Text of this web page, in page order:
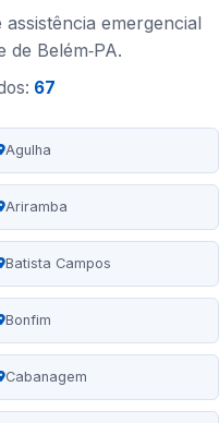
emergencial
de Belém‑PA.
67
Agulha
Ariramba
Batista Campos
Bonfim
Cabanagem